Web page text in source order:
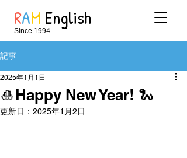
RAM English
Since 1994
記事
🎍Happy New Year! 🐍
2025年1月1日
更新日： 2025年1月2日